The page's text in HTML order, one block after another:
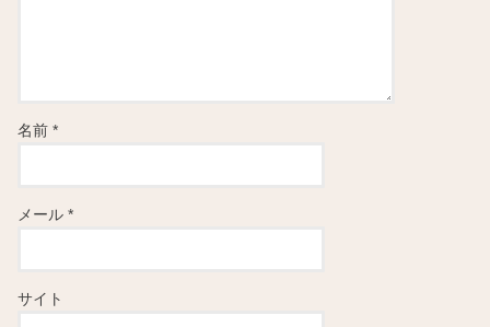
名前*
メール*
サイト